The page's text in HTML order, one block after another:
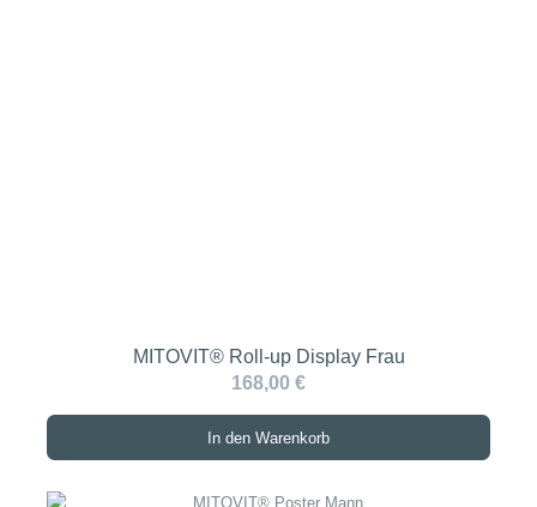
MITOVIT® Roll-up Display Frau
168,00 €
In den Warenkorb